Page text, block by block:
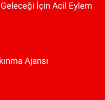
Geleceği İçin Acil Eylem
Ajansı